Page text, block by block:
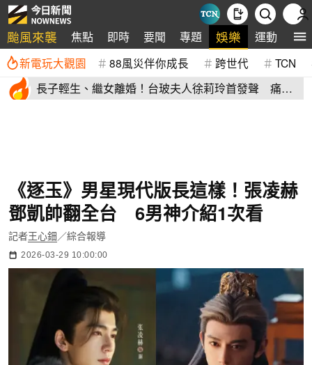
颱風來襲 焦點 即時 要聞 專題 娛樂 運動 全
新電玩大觀園 88風災伴你成長 跨世代 TCN
長子輕生、繼女離婚！台玻夫人徐莉玲首發聲 痛揭
《逐玉》男星現代版長這樣！張凌赫
鄧凱帥翻全台 6男神介紹1次看
記者王心鈿 ／綜合報導
2026-03-29 10:00:00